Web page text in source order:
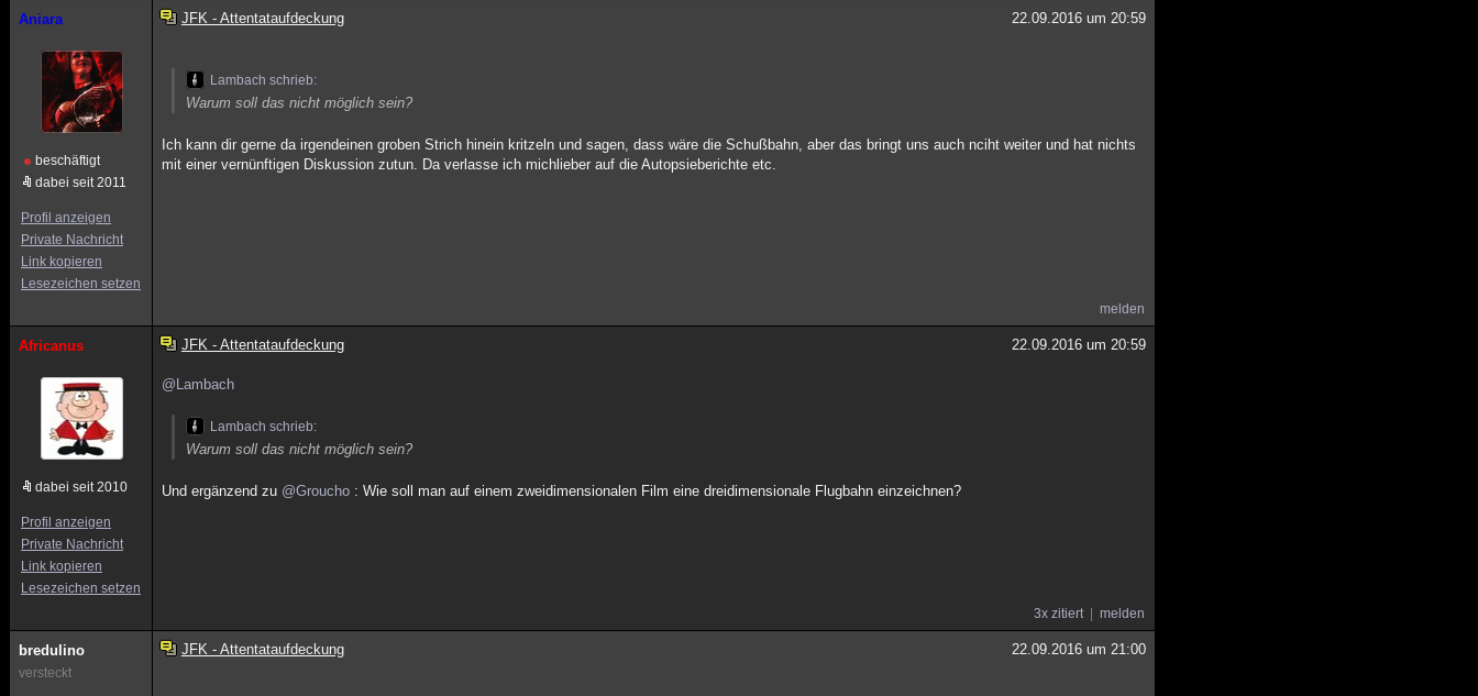
Aniara
beschäftigt
dabei seit 2011
Profil anzeigen
Private Nachricht
Link kopieren
Lesezeichen setzen
JFK - Attentataufdeckung 22.09.2016 um 20:59
Lambach schrieb:
Warum soll das nicht möglich sein?
Ich kann dir gerne da irgendeinen groben Strich hinein kritzeln und sagen, dass wäre die Schußbahn, aber das bringt uns auch nciht weiter und hat nichts
mit einer vernünftigen Diskussion zutun. Da verlasse ich michlieber auf die Autopsieberichte etc.
melden
Africanus
dabei seit 2010
Profil anzeigen
Private Nachricht
Link kopieren
Lesezeichen setzen
JFK - Attentataufdeckung 22.09.2016 um 20:59
@Lambach
Lambach schrieb:
Warum soll das nicht möglich sein?
Und ergänzend zu @Groucho : Wie soll man auf einem zweidimensionalen Film eine dreidimensionale Flugbahn einzeichnen?
3x zitiert melden
bredulino
versteckt
JFK - Attentataufdeckung 22.09.2016 um 21:00